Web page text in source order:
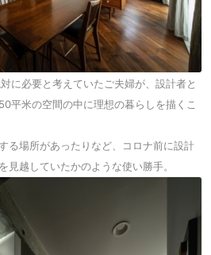
に必要と考えていたご夫婦が、設計者と
平米の空間の中に理想の暮らしを描くこ
る場所があったりなど、コロナ前に設計
見越していたかのような使い勝手。